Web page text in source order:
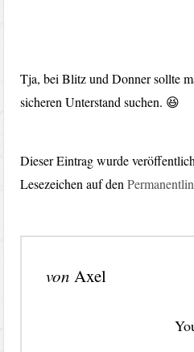
Tja, bei Blitz und Donner sollte
sicheren Unterstand suchen. 😆
Dieser Eintrag wurde
Lesezeichen auf den
vonAxel